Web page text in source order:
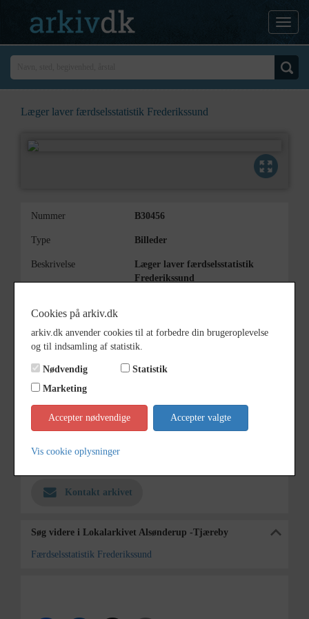
Læger laver færdselsstatistik Frederikssund
Nummer B30456
Type Billeder
Beskrivelse
Læger laver færdselsstatistik
Frederikssund
Dateringsnote 17/4 1974
Fotograf Anne Sophie Rubæk Hansen
Se på kort
Enhed
Frederikssund Kommune (2007-
Kontakt arkivet
Søg videre i Lokalarkivet Alsønderup -Tjæreby
Færdselsstatistik Frederikssund
Cookies på arkiv.dk
arkiv.dk anvender cookies til at forbedre din brugeroplevelse
og til indsamling af statistik.
Nødvendig
Statistik
Marketing
Accepter nødvendige Accepter valgte
Vis cookie oplysninger